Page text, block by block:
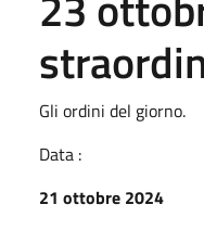
Gli ordini del giorno.
Data :
21 ottobre 2024